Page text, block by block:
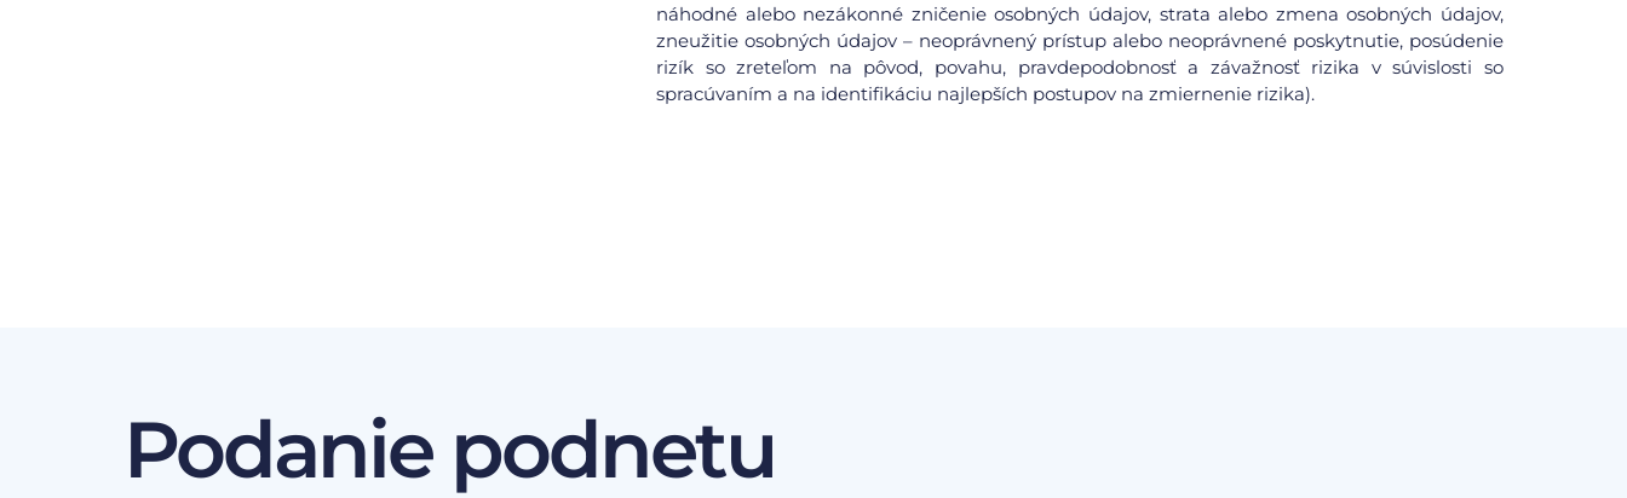
náhodné alebo nezákonné zničenie osobných údajov, strata alebo zmena osobných údajov,
zneužitie osobných údajov – neoprávnený prístup alebo neoprávnené poskytnutie, posúdenie
rizík so zreteľom na pôvod, povahu, pravdepodobnosť a závažnosť rizika v súvislosti so
spracúvaním a na identifikáciu najlepších postupov na zmiernenie rizika).
Podanie podnetu